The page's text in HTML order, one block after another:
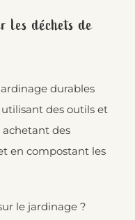
les déchets de
durables
des outils et
des
en compostant les
le jardinage ?